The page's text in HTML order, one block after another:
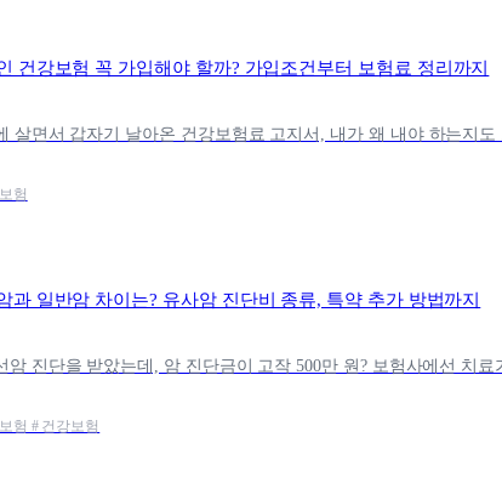
건강보험 꼭 가입해야 할까? 가입조건부터 보험료 정리까지
험
과 일반암 차이는? 유사암 진단비 종류, 특약 추가 방법까지
험 # 건강보험